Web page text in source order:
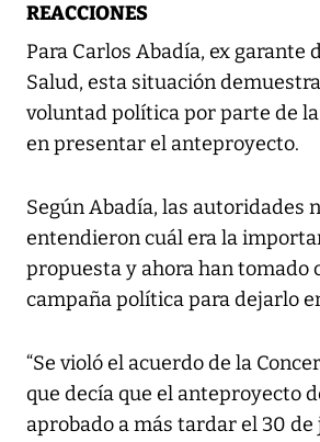
REACCIONES
Para Carlos Abadía, ex garante
Salud, esta situación
voluntad política por parte de
en presentar el anteproyecto.
Según Abadía, las autoridades
entendieron cuál era la
propuesta y ahora han tomado
campaña política para dejarlo
“Se violó el acuerdo de la
que decía que el anteproyecto
aprobado a más tardar el 30 de